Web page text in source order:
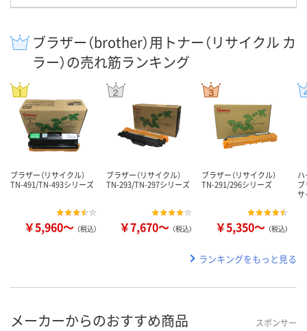
ブラザー（brother）用トナー（リサイクル カ
ラー）の売れ筋ランキング
ブラザー（リサイクル）
TN-491/TN-493シリーズ
￥5,960～ （税込）
ブラザー（リサイクル）
TN-293/TN-297シリーズ
￥7,670～ （税込）
ブラザー（リサイクル）
TN-291/296シリーズ
￥5,350～ （税込）
ブ
ランキングをもっと見る
メーカーからのおすすめ商品 スポンサー